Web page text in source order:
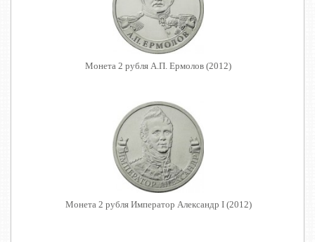
Монета 2 рубля А.П. Ермолов (2012)
Монета 2 рубля Император Александр I (2012)